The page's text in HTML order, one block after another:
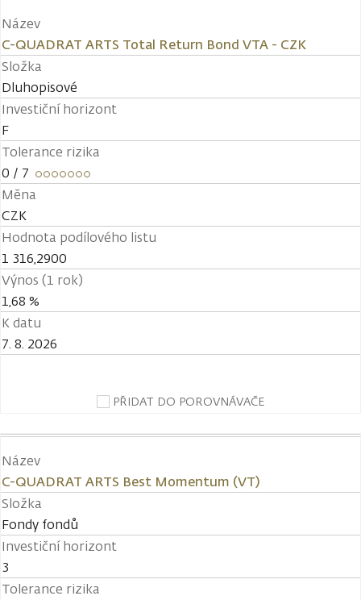
Název
C-QUADRAT ARTS Total Return Bond VTA - CZK
Složka
Dluhopisové
Investiční horizont
F
Tolerance rizika
0 / 7
Měna
CZK
Hodnota podílového listu
1 316,2900
Výnos (1 rok)
1,68 %
K datu
7. 8. 2026
PŘIDAT DO POROVNÁVAČE
Název
C-QUADRAT ARTS Best Momentum (VT)
Složka
Fondy fondů
Investiční horizont
3
Tolerance rizika